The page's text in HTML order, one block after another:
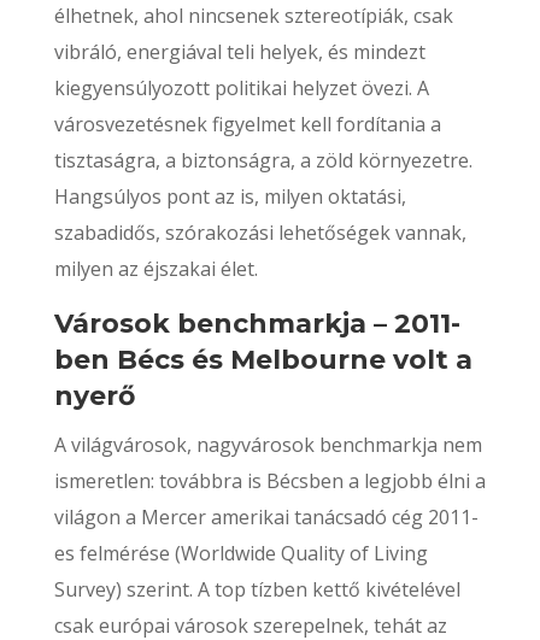
élhetnek, ahol nincsenek sztereotípiák, csak
vibráló, energiával teli helyek, és mindezt
kiegyensúlyozott politikai helyzet övezi. A
városvezetésnek figyelmet kell fordítania a
tisztaságra, a biztonságra, a zöld környezetre.
Hangsúlyos pont az is, milyen oktatási,
szabadidős, szórakozási lehetőségek vannak,
milyen az éjszakai élet.
Városok benchmarkja – 2011-
ben Bécs és Melbourne volt a
nyerő
A világvárosok, nagyvárosok benchmarkja nem
ismeretlen: továbbra is Bécsben a legjobb élni a
világon a Mercer amerikai tanácsadó cég 2011-
es felmérése (Worldwide Quality of Living
Survey) szerint. A top tízben kettő kivételével
csak európai városok szerepelnek, tehát az